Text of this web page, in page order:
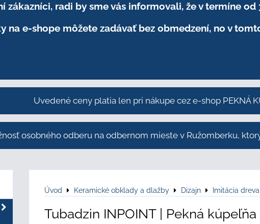
zákazníci, radi by sme vás informovali, že v termíne od
na e-shope môžete zadávať bez obmedzení, no v
Uvedené ceny platia len pri nákupe cez e-shop PEKNÁ
osobného odberu na odbernom mieste v Ružomberku,
Úvod Keramické obklady a dlažby Dizajn Imitácia dreva
Tubadzin INPOINT | Pekná kúpeľňa